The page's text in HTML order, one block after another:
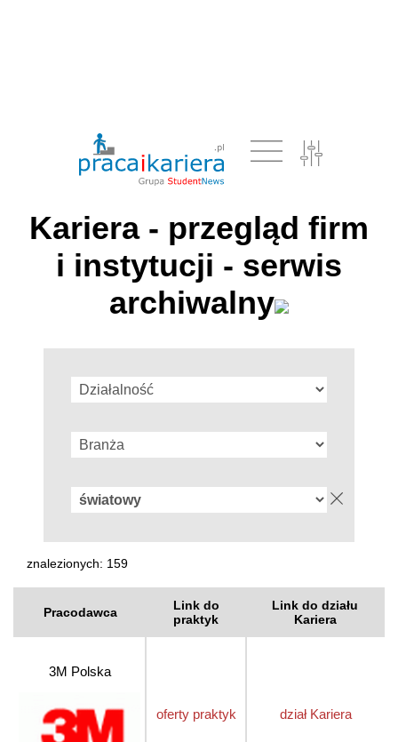
Kariera - przegląd firm
i instytucji - serwis
archiwalny
znalezionych: 159
Pracodawca
Link do
praktyk
Link do działu
Kariera
3M Polska
oferty praktyk dział Kariera